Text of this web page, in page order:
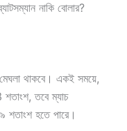
নাকি বোলার?
মেঘলা থাকবে। একই সময়ে,
শতাংশ, তবে ম্যাচ
শতাংশ হতে পারে।